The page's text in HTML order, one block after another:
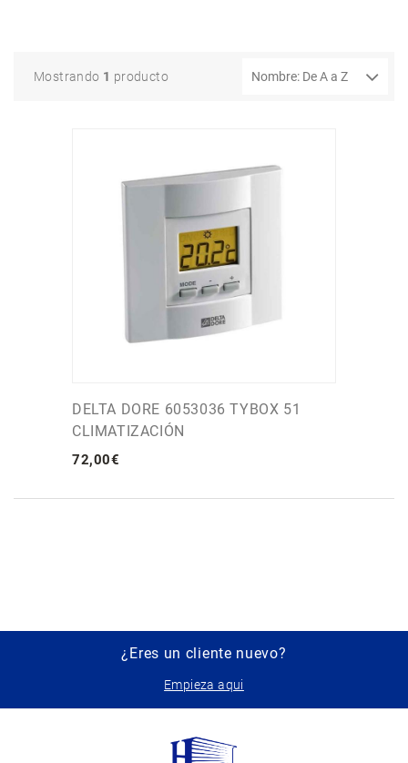
Mostrando 1 producto
DELTA DORE 6053036 TYBOX 51
CLIMATIZACIÓN
72,00€
¿Eres un cliente nuevo?
Empieza aqui